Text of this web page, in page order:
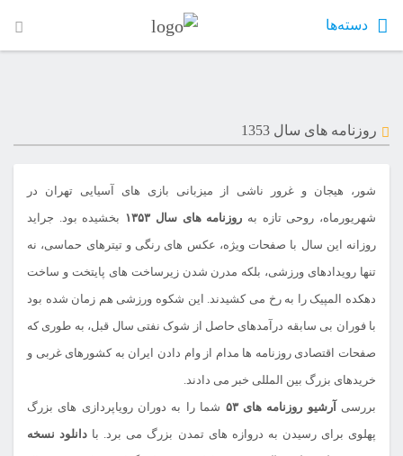
دسته‌ها
روزنامه های سال 1353
شور، هیجان و غرور ناشی از میزبانی بازی های آسیایی تهران در
شهریورماه، روحی تازه به روزنامه های سال ۱۳۵۳
بخشیده بود. جراید
روزانه این سال با صفحات ویژه، عکس های رنگی و تیترهای حماسی، نه
تنها رویدادهای ورزشی، بلکه مدرن شدن زیرساخت های پایتخت و ساخت
دهکده المپیک را به رخ می کشیدند. این شکوه ورزشی هم زمان شده بود
با فوران بی سابقه درآمدهای حاصل از شوک نفتی سال قبل، به طوری که
صفحات اقتصادی روزنامه ها مدام از وام دادن ایران به کشورهای غربی و
خریدهای بزرگ بین المللی خبر می دادند.
بررسی
آرشیو روزنامه های ۵۳
شما را به دوران رویاپردازی های بزرگ
پهلوی برای رسیدن به دروازه های تمدن بزرگ می برد. با دانلود نسخه